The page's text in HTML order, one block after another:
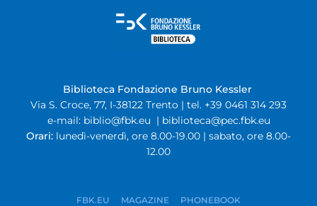
Biblioteca Fondazione Bruno Kessler
Via S. Croce, 77, I-38122 Trento | tel. +39 0461 314 293
e-mail: biblio@fbk.eu | biblioteca@pec.fbk.eu
Orari: lunedì-venerdì, ore 8.00-19.00 | sabato, ore 8.00-
12.00
FBK.EU MAGAZINE PHONEBOOK